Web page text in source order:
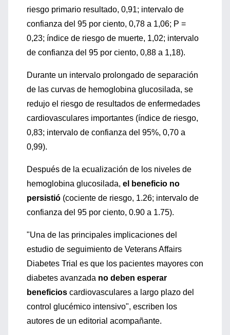
riesgo primario resultado, 0,91; intervalo de
confianza del 95 por ciento, 0,78 a 1,06; P =
0,23; índice de riesgo de muerte, 1,02; intervalo
de confianza del 95 por ciento, 0,88 a 1,18).
Durante un intervalo prolongado de separación
de las curvas de hemoglobina glucosilada, se
redujo el riesgo de resultados de enfermedades
cardiovasculares importantes (índice de riesgo,
0,83; intervalo de confianza del 95%, 0,70 a
0,99).
Después de la ecualización de los niveles de
hemoglobina glucosilada, el beneficio no
persistió (cociente de riesgo, 1.26; intervalo de
confianza del 95 por ciento, 0.90 a 1.75).
"Una de las principales implicaciones del
estudio de seguimiento de Veterans Affairs
Diabetes Trial es que los pacientes mayores con
diabetes avanzada no deben esperar
beneficios cardiovasculares a largo plazo del
control glucémico intensivo", escriben los
autores de un editorial acompañante.